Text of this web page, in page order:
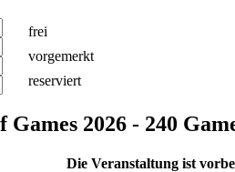
frei
vorgemerkt
reserviert
2026 - 240
Die Veranstaltung ist